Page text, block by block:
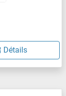
Détails